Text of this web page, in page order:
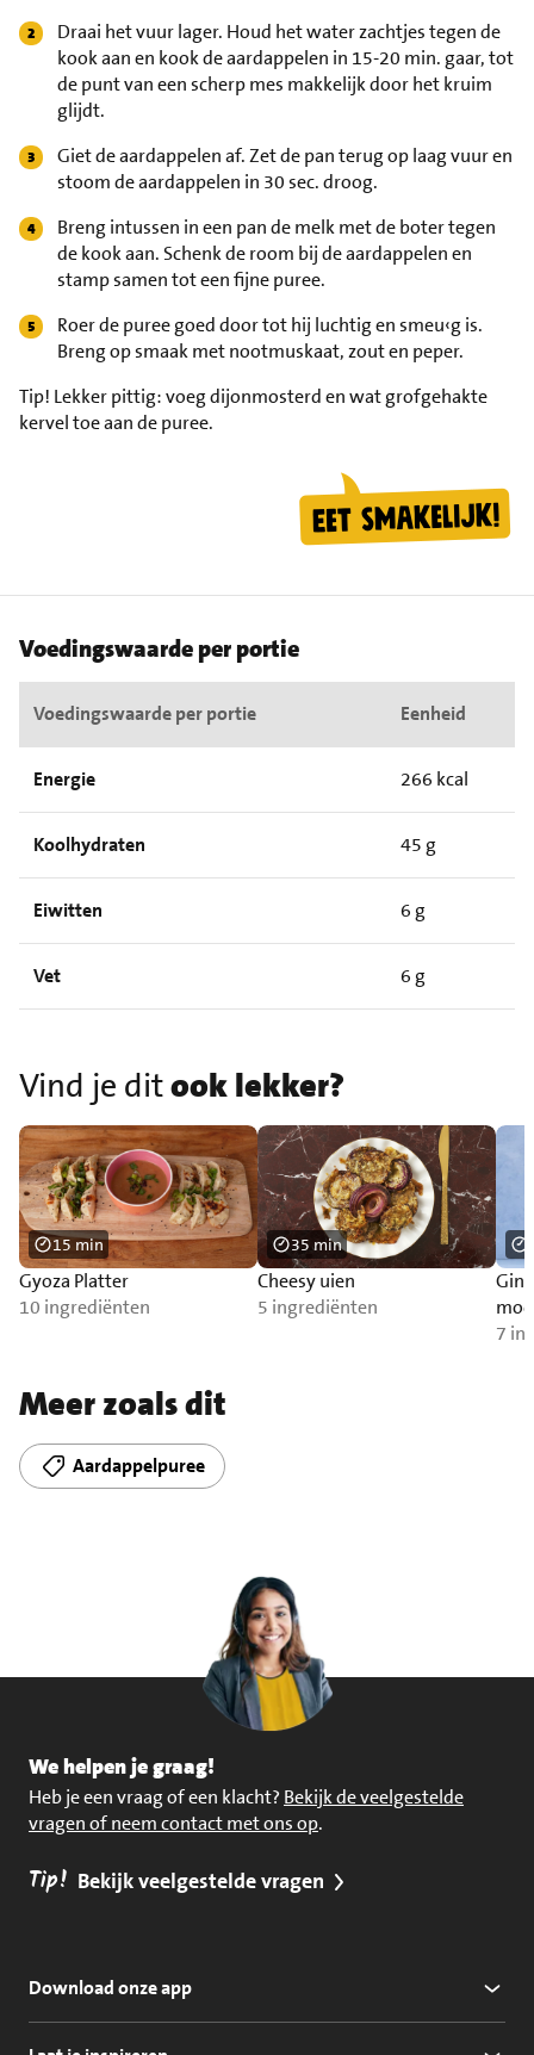
Draai het vuur lager. Houd het water zachtjes tegen de
kook aan en kook de aardappelen in 15-20 min. gaar, tot
de punt van een scherp mes makkelijk door het kruim
glijdt.
Giet de aardappelen af. Zet de pan terug op laag vuur en
stoom de aardappelen in 30 sec. droog.
Breng intussen in een pan de melk met de boter tegen
de kook aan. Schenk de room bij de aardappelen en
stamp samen tot een fijne puree.
Roer de puree goed door tot hij luchtig en smeu‹g is.
Breng op smaak met nootmuskaat, zout en peper.
Tip! Lekker pittig: voeg dijonmosterd en wat grofgehakte
kervel toe aan de puree.
Voedingswaarde per portie
Voedingswaarde per portie Eenheid
Energie 266 kcal
Koolhydraten 45 g
Eiwitten 6 g
Vet 6 g
Vind je ditook lekker?
Gyoza Platter
10 ingrediënten
15 min
Cheesy uien
5 ingrediënten
35 min
7
Meer zoals dit
Aardappelpuree
We helpen je graag!
Heb je een vraag of een klacht? Bekijk de veelgestelde
vragen of neem contact met ons op.
Tip! Bekijk veelgestelde vragen
Download onze app